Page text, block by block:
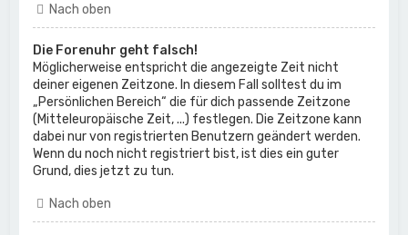
Nach oben
Die Forenuhr geht falsch!
Möglicherweise entspricht die angezeigte Zeit nicht
deiner eigenen Zeitzone. In diesem Fall solltest du im
„Persönlichen Bereich“ die für dich passende Zeitzone
(Mitteleuropäische Zeit, ...) festlegen. Die Zeitzone kann
dabei nur von registrierten Benutzern geändert werden.
Wenn du noch nicht registriert bist, ist dies ein guter
Grund, dies jetzt zu tun.
Nach oben